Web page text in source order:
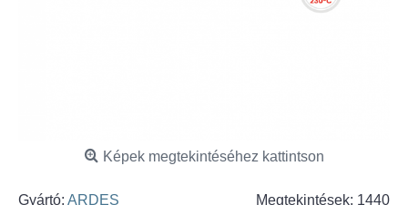
Képek megtekintéséhez kattintson
Megtekintések: 1440
Gyártó: ARDES